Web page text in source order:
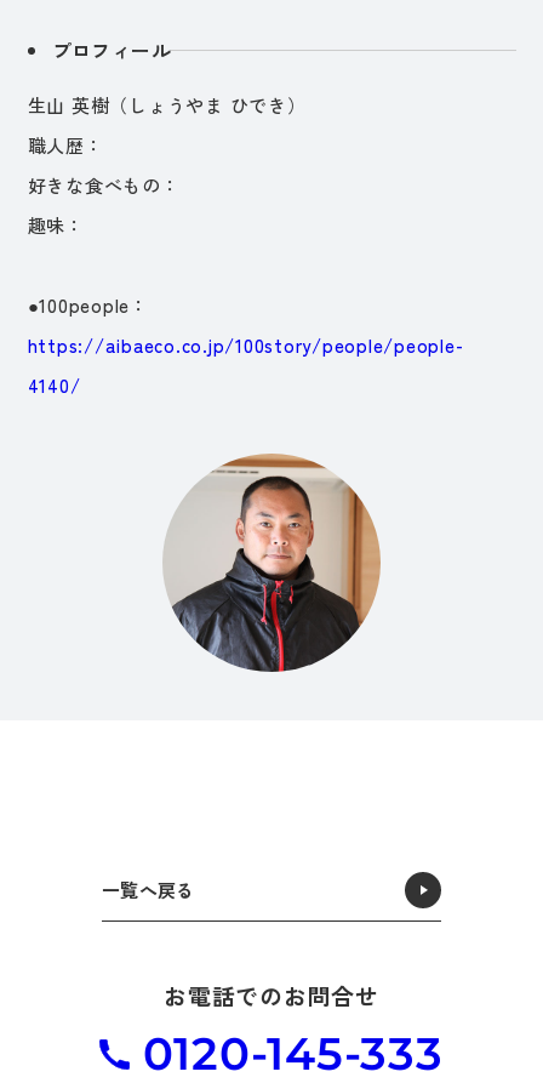
プロフィール
生山 英樹（しょうやま ひでき）
職人歴：
好きな食べもの：
趣味：
●100people：
https://aibaeco.co.jp/100story/people/people-
4140/
一覧へ戻る
お電話でのお問合せ
0120-145-333